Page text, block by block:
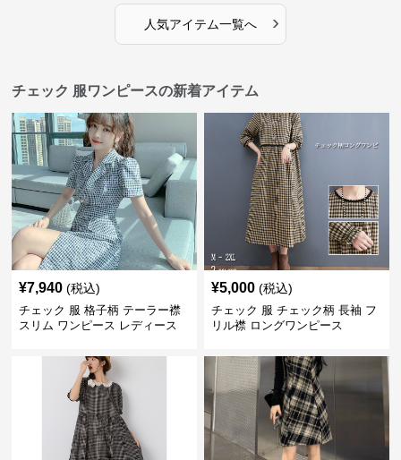
人気アイテム一覧へ ›
チェック 服ワンピースの新着アイテム
¥7,940 (税込)
チェック 服 格子柄 テーラー襟
スリム ワンピース レディース
¥5,000 (税込)
チェック 服 チェック柄 長袖 フ
リル襟 ロングワンピース